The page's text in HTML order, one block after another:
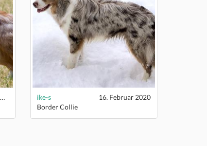
27. September 2020
ike-s
16. Februar 2020
Border Collie